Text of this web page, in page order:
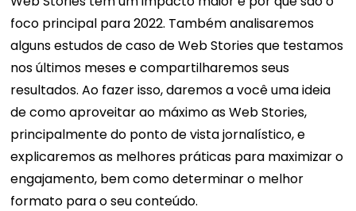
foco principal para 2022. Também analisaremos
alguns estudos de caso de Web Stories que testamos
nos últimos meses e compartilharemos seus
resultados. Ao fazer isso, daremos a você uma ideia
de como aproveitar ao máximo as Web Stories,
principalmente do ponto de vista jornalístico, e
explicaremos as melhores práticas para maximizar o
engajamento, bem como determinar o melhor
formato para o seu conteúdo.